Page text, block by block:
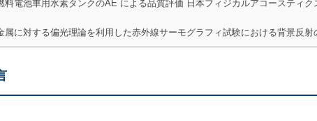
料電池車用水素タンクのAE による品質評価 日本フィジカルアコースティ
属に対する偏光理論を利用した赤外線サーモグラフィ試験における背景反